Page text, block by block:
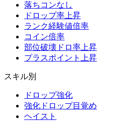
落ちコンなし
ドロップ率上昇
ランク経験値倍率
コイン倍率
部位破壊ドロ率上昇
プラスポイント上昇
スキル別
ドロップ強化
強化ドロップ目覚め
ヘイスト